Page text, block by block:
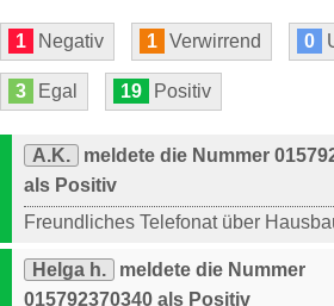
1 Negativ 1 Verwirrend 0
3 Egal 19 Positiv
A.K.
meldete die Nummer
als Positiv
Freundliches Telefonat über
Helga h.
meldete die Nummer
015792370340 als Positiv